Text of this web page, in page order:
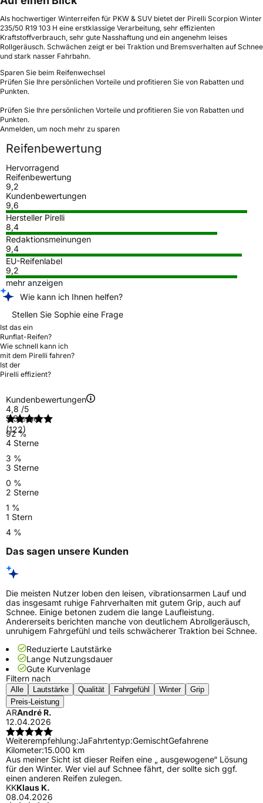
Als hochwertiger Winterreifen für PKW & SUV bietet der Pirelli Scorpion Winter
235/50 R19 103 H eine erstklassige Verarbeitung, sehr effizienten
Kraftstoffverbrauch, sehr gute Nasshaftung und ein angenehm leises
Rollgeräusch. Schwächen zeigt er bei Traktion und Bremsverhalten auf Schnee
und stark nasser Fahrbahn.
Sparen Sie beim Reifenwechsel
Prüfen Sie Ihre persönlichen Vorteile und profitieren Sie von Rabatten und
Punkten.
Prüfen Sie Ihre persönlichen Vorteile und profitieren Sie von Rabatten und
Punkten.
Anmelden, um noch mehr zu sparen
Reifenbewertung
Hervorragend
Reifenbewertung
9,2
Kundenbewertungen
9,6
Hersteller Pirelli
8,4
Redaktionsmeinungen
9,4
EU-Reifenlabel
9,2
mehr anzeigen
Wie kann ich Ihnen helfen?
Stellen Sie Sophie eine Frage
Ist das ein
Runflat-Reifen?
Wie schnell kann ich
mit dem Pirelli fahren?
Ist der
Pirelli effizient?
Kundenbewertungen
4,8 /5
(122)
5 Sterne
92 %
4 Sterne
3 %
3 Sterne
0 %
2 Sterne
1 %
1 Stern
4 %
Das sagen unsere Kunden
Die meisten Nutzer loben den leisen, vibrationsarmen Lauf und
das insgesamt ruhige Fahrverhalten mit gutem Grip, auch auf
Schnee. Einige betonen zudem die lange Laufleistung.
Andererseits berichten manche von deutlichem Abrollgeräusch,
unruhigem Fahrgefühl und teils schwächerer Traktion bei Schnee.
Reduzierte Lautstärke
Lange Nutzungsdauer
Gute Kurvenlage
Filtern nach
Alle Lautstärke Qualität Fahrgefühl Winter
Grip
Preis-Leistung
ARAndré R.
12.04.2026
Weiterempfehlung:JaFahrtentyp:GemischtGefahrene
Kilometer:15.000 km
Aus meiner Sicht ist dieser Reifen eine „ ausgewogene“ Lösung
für den Winter. Wer viel auf Schnee fährt, der sollte sich ggf.
einen anderen Reifen zulegen.
KKKlaus K.
08.04.2026